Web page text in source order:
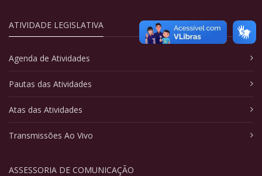
ATIVIDADE LEGISLATIVA
Agenda de Atividades
Pautas das Atividades
Atas das Atividades
Transmissões Ao Vivo
ASSESSORIA DE COMUNICAÇÃO